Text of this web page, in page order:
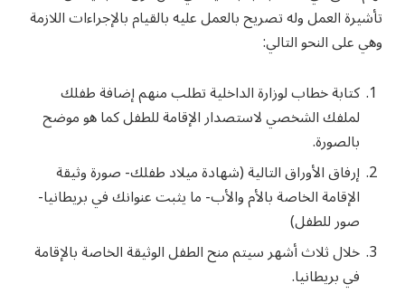
تأشيرة العمل وله تصريح بالعمل عليه بالقيام بالإجراءات اللازمة
وهي على النحو التالي:
كتابة خطاب لوزارة الداخلية تطلب منهم إضافة طفلك
لملفك الشخصي لاستصدار الإقامة للطفل كما هو موضح
بالصورة.
إرفاق الأوراق التالية (شهادة ميلاد طفلك- صورة وثيقة
الإقامة الخاصة بالأم والأب- ما يثبت عنوانك في بريطانيا-
صور للطفل)
خلال ثلاث أشهر سيتم منح الطفل الوثيقة الخاصة بالإقامة
في بريطانيا.